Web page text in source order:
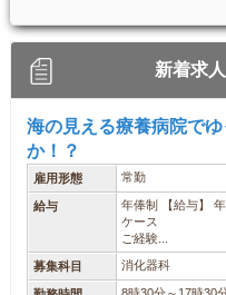
新着求
海の見える療養病院で
か！？
雇用形態 常勤
給与
年俸制 【給与】
ケース
ご経験...
募集科目 消化器科